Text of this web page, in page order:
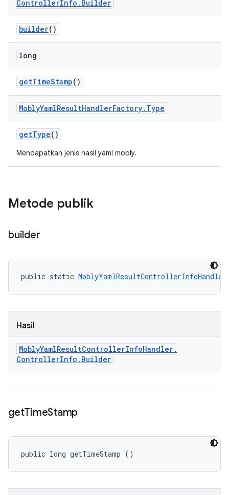
ControllerInfo . Builder
builder()
long
getTimeStamp()
MoblyYamlResultHandlerFactory. Type
getType()
Mendapatkan jenis hasil yaml mobly.
Metode publik
builder
public static
Hasil
MoblyYamlResultControllerInfoHandler.
ControllerInfo . Builder
getTimeStamp
public long getTimeStamp ()